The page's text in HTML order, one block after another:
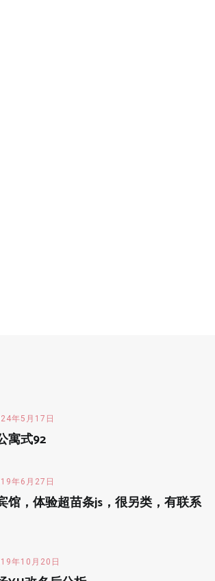
年5月17日
寓式92
年6月27日
馆，体验超苗条js，很另类，有联系
年10月20日